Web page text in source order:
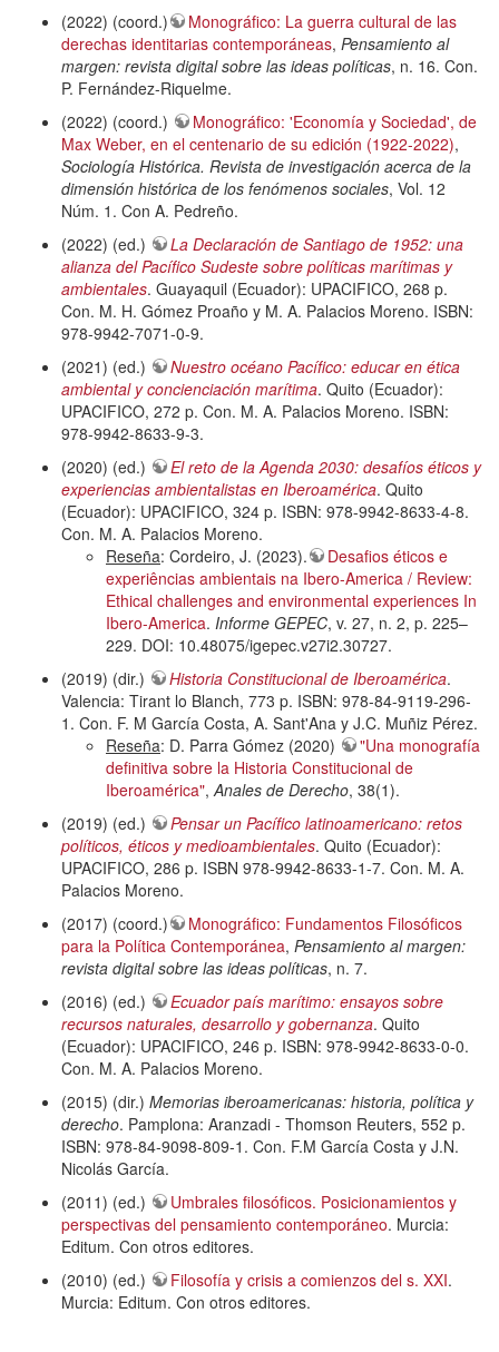
(2022) (coord.)
Monográfico: La guerra cultural de las
derechas identitarias contemporáneas, Pensamiento al
margen: revista digital sobre las ideas políticas, n. 16. Con.
P. Fernández-Riquelme.
(2022) (coord.)
Monográfico: 'Economía y Sociedad', de
Max Weber, en el centenario de su edición (1922-2022),
Sociología Histórica. Revista de investigación acerca de la
dimensión histórica de los fenómenos sociales, Vol. 12
Núm. 1. Con A. Pedreño.
(2022) (ed.)
La Declaración de Santiago de 1952: una
alianza del Pacífico Sudeste sobre políticas marítimas y
ambientales. Guayaquil (Ecuador): UPACIFICO, 268 p.
Con. M. H. Gómez Proaño y M. A. Palacios Moreno. ISBN:
978-9942-7071-0-9.
(2021) (ed.)
Nuestro océano Pacífico: educar en ética
ambiental y concienciación marítima. Quito (Ecuador):
UPACIFICO, 272 p. Con. M. A. Palacios Moreno. ISBN:
978-9942-8633-9-3.
(2020) (ed.)
El reto de la Agenda 2030: desafíos éticos y
experiencias ambientalistas en Iberoamérica. Quito
(Ecuador): UPACIFICO, 324 p. ISBN: 978-9942-8633-4-8.
Con. M. A. Palacios Moreno.
Reseña: Cordeiro, J. (2023).
Desafios éticos e
experiências ambientais na Ibero-America / Review:
Ethical challenges and environmental experiences In
Ibero-America. Informe GEPEC, v. 27, n. 2, p. 225–
229. DOI: 10.48075/igepec.v27i2.30727.
(2019) (dir.)
Historia Constitucional de Iberoamérica.
Valencia: Tirant lo Blanch, 773 p. ISBN: 978-84-9119-296-
1. Con. F. M García Costa, A. Sant'Ana y J.C. Muñiz Pérez.
Reseña: D. Parra Gómez (2020)
"Una monografía
definitiva sobre la Historia Constitucional de
Iberoamérica",Anales de Derecho, 38(1).
(2019) (ed.)
Pensar un Pacífico latinoamericano: retos
políticos, éticos y medioambientales. Quito (Ecuador):
UPACIFICO, 286 p. ISBN 978-9942-8633-1-7. Con. M. A.
Palacios Moreno.
(2017) (coord.)
Monográfico: Fundamentos Filosóficos
para la Política Contemporánea, Pensamiento al margen:
revista digital sobre las ideas políticas, n. 7.
(2016) (ed.)
Ecuador país marítimo: ensayos sobre
recursos naturales, desarrollo y gobernanza. Quito
(Ecuador): UPACIFICO, 246 p. ISBN: 978-9942-8633-0-0.
Con. M. A. Palacios Moreno.
(2015) (dir.) Memorias iberoamericanas: historia, política y
derecho. Pamplona: Aranzadi - Thomson Reuters, 552 p.
ISBN: 978-84-9098-809-1. Con. F.M García Costa y J.N.
Nicolás García.
(2011) (ed.)
Umbrales filosóficos. Posicionamientos y
perspectivas del pensamiento contemporáneo. Murcia:
Editum. Con otros editores.
(2010) (ed.)
Filosofía y crisis a comienzos del s. XXI.
Murcia: Editum. Con otros editores.